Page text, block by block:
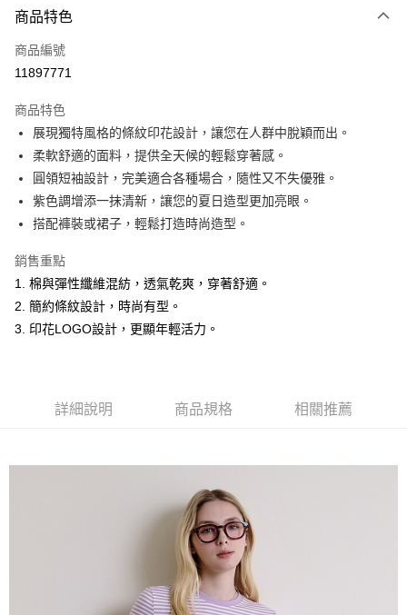
信用卡一次付款
超商取貨付款
Apple Pay
悠遊付
ATM付款
全家取貨付款
每筆NT$60，滿NT$1,500(含以上)免運費
付款後全家取貨
每筆NT$60，滿NT$1,500(含以上)免運費
每筆NT$60，滿NT$1,500(含以上)免運費
每筆NT$60，滿NT$1,500(含以上)免運費
每筆NT$60，滿NT$1,500(含以上)免運費
商品特色
商品編號
11897771
商品特色
展現獨特風格的條紋印花設計，讓您在人群中脫穎而出。
柔軟舒適的面料，提供全天候的輕鬆穿著感。
圓領短袖設計，完美適合各種場合，隨性又不失優雅。
紫色調增添一抹清新，讓您的夏日造型更加亮眼。
搭配褲裝或裙子，輕鬆打造時尚造型。
銷售重點
1. 棉與彈性纖維混紡，透氣乾爽，穿著舒適。
2. 簡約條紋設計，時尚有型。
3. 印花LOGO設計，更顯年輕活力。
詳細說明 商品規格 相關推薦